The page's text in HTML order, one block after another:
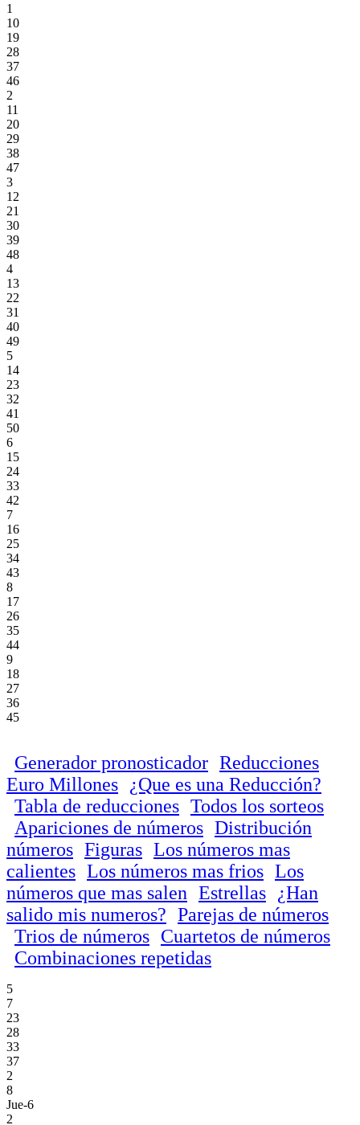
1
10
19
28
37
46
2
11
20
29
38
47
3
12
21
30
39
48
4
13
22
31
40
49
5
14
23
32
41
50
6
15
24
33
42
7
16
25
34
43
8
17
26
35
44
9
18
27
36
45
Generador pronosticador Reducciones
Euro Millones
¿Que es una Reducción?
Tabla de reducciones Todos los sorteos
Apariciones de números Distribución
números Figuras Los números mas
calientes Los números mas frios Los
números que mas salen Estrellas
¿Han
salido mis numeros? Parejas de números
Trios de números Cuartetos de números
Combinaciones repetidas
5
7
23
28
33
37
2
8
Jue-6
2